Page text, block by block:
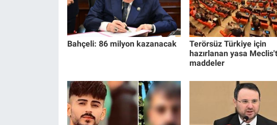
Bahçeli: 86 milyon kazanacak
Terörsüz Türkiye için
hazırlanan yasa
maddeler